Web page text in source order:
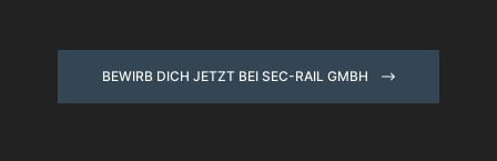
BEWIRB DICH JETZT BEI SEC-RAIL GMBH